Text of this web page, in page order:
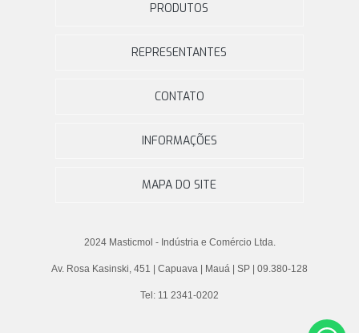
PRODUTOS
REPRESENTANTES
CONTATO
INFORMAÇÕES
MAPA DO SITE
2024 Masticmol - Indústria e Comércio Ltda.
Av. Rosa Kasinski, 451 | Capuava | Mauá | SP | 09.380-128
Tel: 11 2341-0202